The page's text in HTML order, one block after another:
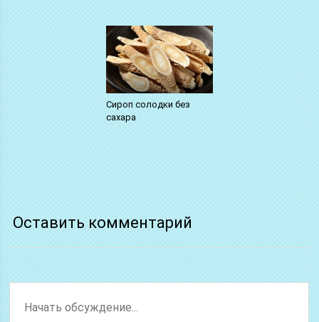
Сироп солодки без
сахара
Оставить комментарий